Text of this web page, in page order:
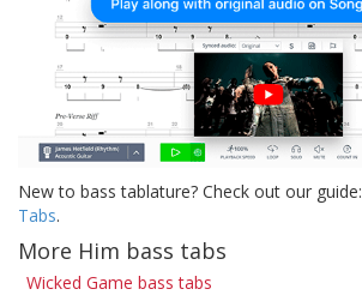
New to bass tablature? Check out our guide:
Tabs.
More Him bass tabs
Wicked Game bass tabs